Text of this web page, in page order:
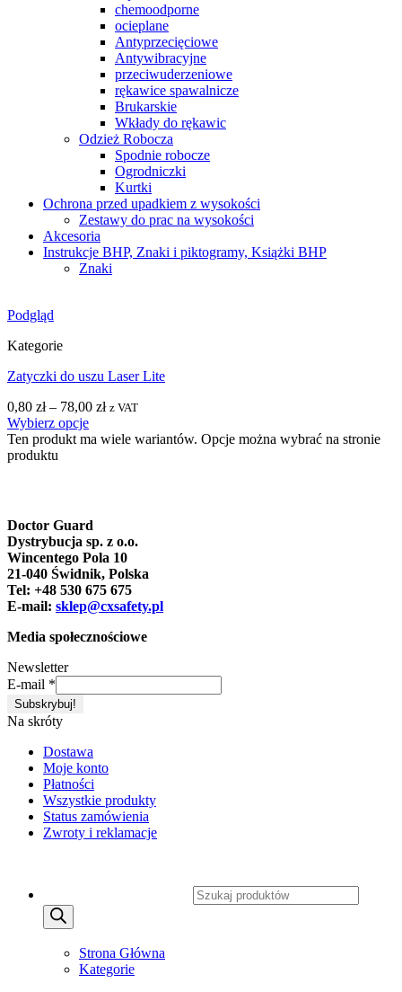
chemoodporne
ocieplane
Antyprzecięciowe
Antywibracyjne
przeciwuderzeniowe
rękawice spawalnicze
Brukarskie
Wkłady do rękawic
Odzież Robocza
Spodnie robocze
Ogrodniczki
Kurtki
Ochrona przed upadkiem z wysokości
Zestawy do prac na wysokości
Akcesoria
Instrukcje BHP, Znaki i piktogramy, Książki BHP
Znaki
Podgląd
Kategorie
Zatyczki do uszu Laser Lite
0,80 zł– 78,00 zł z VAT
Wybierz opcje
Ten produkt ma wiele wariantów. Opcje można wybrać na stronie
produktu
Doctor Guard
Dystrybucja sp. z o.o.
Wincentego Pola 10
21-040 Świdnik, Polska
Tel: +48 530 675 675
E-mail: sklep@cxsafety.pl
Media społecznościowe
Newsletter
E-mail *
Na skróty
Dostawa
Moje konto
Płatności
Wszystkie produkty
Status zamówienia
Zwroty i reklamacje
Strona Główna
Kategorie